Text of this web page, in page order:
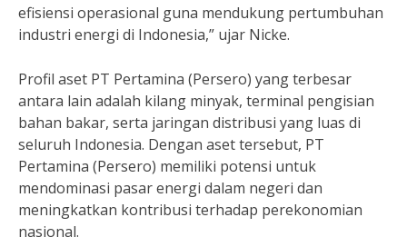
efisiensi operasional guna mendukung pertumbuhan
industri energi di Indonesia,” ujar Nicke.
Profil aset PT Pertamina (Persero) yang terbesar
antara lain adalah kilang minyak, terminal pengisian
bahan bakar, serta jaringan distribusi yang luas di
seluruh Indonesia. Dengan aset tersebut, PT
Pertamina (Persero) memiliki potensi untuk
mendominasi pasar energi dalam negeri dan
meningkatkan kontribusi terhadap perekonomian
nasional.